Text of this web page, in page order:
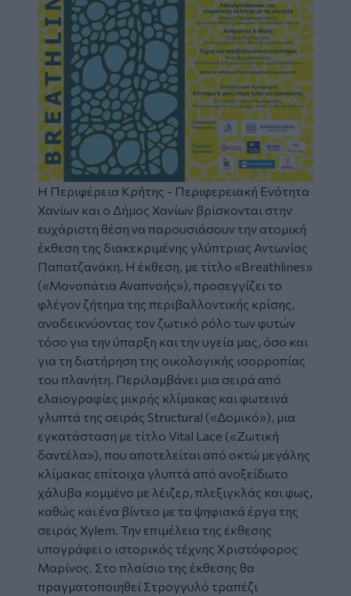
Η Περιφέρεια Κρήτης - Περιφερειακή Ενότητα
Χανίων και o Δήμος Χανίων βρίσκονται στην
ευχάριστη θέση να παρουσιάσουν την ατομική
έκθεση της διακεκριμένης γλύπτριας Αντωνίας
Παπατζανάκη. Η έκθεση, με τίτλο «Breathlines»
(«Μονοπάτια Αναπνοής»), προσεγγίζει το
φλέγον ζήτημα της περιβαλλοντικής κρίσης,
αναδεικνύοντας τον ζωτικό ρόλο των φυτών
τόσο για την ύπαρξη και την υγεία μας, όσο και
για τη διατήρηση της οικολογικής ισορροπίας
του πλανήτη. Περιλαμβάνει μια σειρά από
ελαιογραφίες μικρής κλίμακας και φωτεινά
γλυπτά της σειράς Structural («Δομικό»), μια
εγκατάσταση με τίτλο Vital Lace («Ζωτική
δαντέλα»), που αποτελείται από οκτώ μεγάλης
κλίμακας επίτοιχα γλυπτά από ανοξείδωτο
χάλυβα κομμένο με λέιζερ, πλεξιγκλάς και φως,
καθώς και ένα βίντεο με τα ψηφιακά έργα της
σειράς Xylem. Την επιμέλεια της έκθεσης
υπογράφει ο ιστορικός τέχνης Χριστόφορος
Μαρίνος. Στο πλαίσιο της έκθεσης θα
πραγματοποιηθεί Στρογγυλό τραπέζι